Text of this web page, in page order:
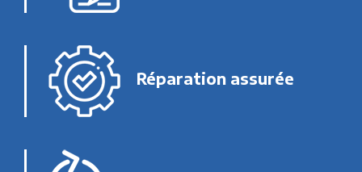
Réparation assurée